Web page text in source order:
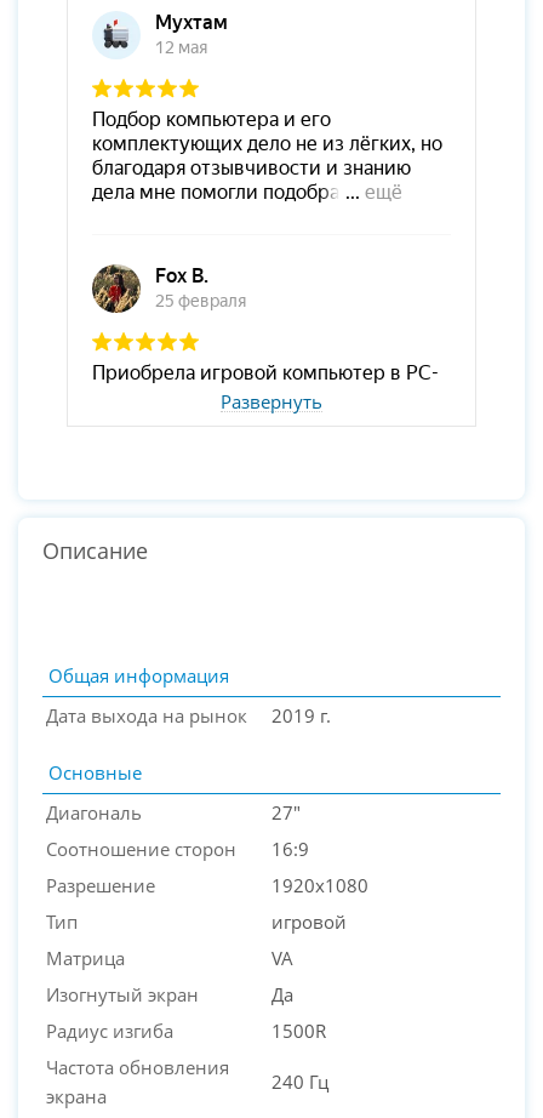
Развернуть
Описание
Общая информация
Дата выхода на рынок
2019 г.
Основные
Диагональ
27"
Соотношение сторон
16:9
Разрешение
1920x1080
Тип
игровой
Матрица
VA
Изогнутый экран
Да
Радиус изгиба
1500R
Частота обновления
экрана
240 Гц